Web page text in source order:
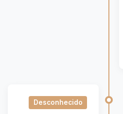
Desconhecido